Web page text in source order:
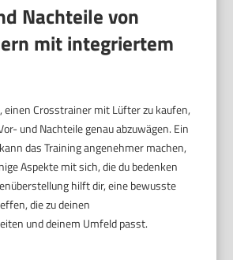
Nachteile von
mit integriertem
einen Crosstrainer mit Lüfter zu kaufen,
und Nachteile genau abzuwägen. Ein
das Training angenehmer machen,
Aspekte mit sich, die du bedenken
hilft dir, eine bewusste
die zu deinen
und deinem Umfeld passt.